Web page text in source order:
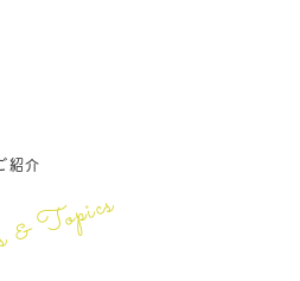
紹介
Topics